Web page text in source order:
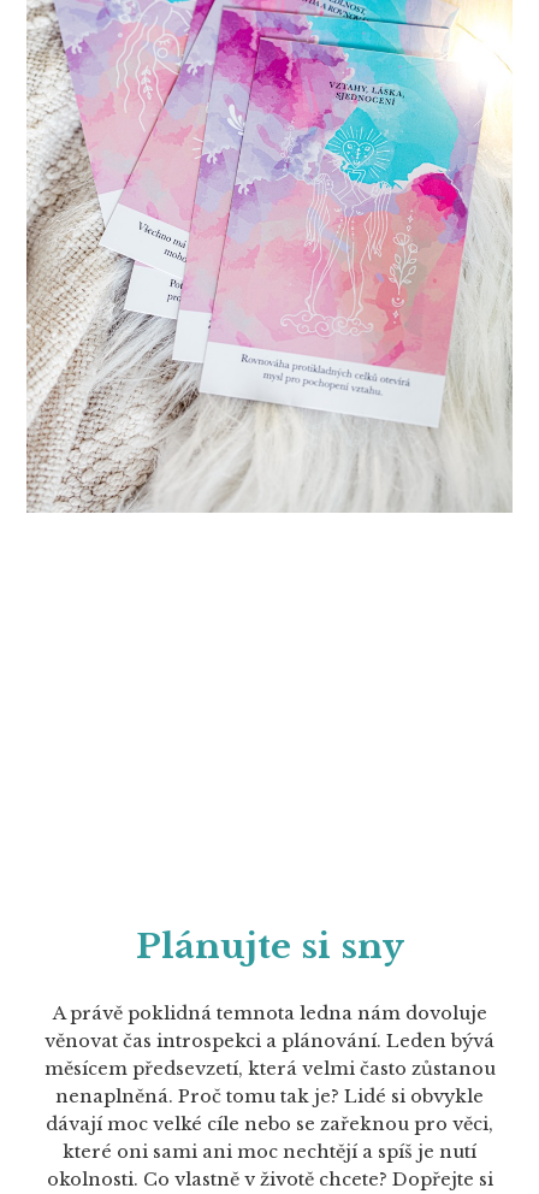
Plánujte si sny
A právě poklidná temnota ledna nám dovoluje
věnovat čas introspekci a plánování. Leden bývá
měsícem předsevzetí, která velmi často zůstanou
nenaplněná. Proč tomu tak je? Lidé si obvykle
dávají moc velké cíle nebo se zařeknou pro věci,
které oni sami ani moc nechtějí a spíš je nutí
okolnosti. Co vlastně v životě chcete? Dopřejte si